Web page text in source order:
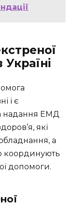
і є
надання ЕМД
які
а
координують
допомоги.